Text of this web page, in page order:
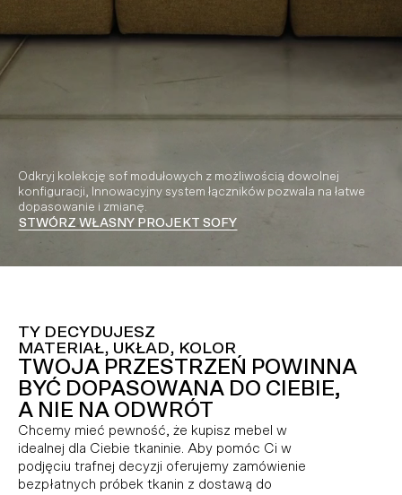
Odkryj kolekcję sof modułowych z możliwością dowolnej
konfiguracji, Innowacyjny system łączników pozwala na łatwe
dopasowanie i zmianę.
STWÓRZ WŁASNY PROJEKT SOFY
TY DECYDUJESZ
MATERIAŁ, UKŁAD, KOLOR
TWOJA PRZESTRZEŃ POWINNA
BYĆ DOPASOWANA DO CIEBIE,
A NIE NA ODWRÓT
Chcemy mieć pewność, że kupisz mebel w
idealnej dla Ciebie tkaninie. Aby pomóc Ci w
podjęciu trafnej decyzji oferujemy zamówienie
bezpłatnych próbek tkanin z dostawą do